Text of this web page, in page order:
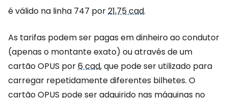
é válido na linha 747 por21,75 cad.
As tarifas podem ser pagas em dinheiro ao condutor
(apenas o montante exato) ou através de um
cartão OPUS por6 cad, que pode ser utilizado para
carregar repetidamente diferentes bilhetes. O
cartão OPUS pode ser adquirido nas máquinas no